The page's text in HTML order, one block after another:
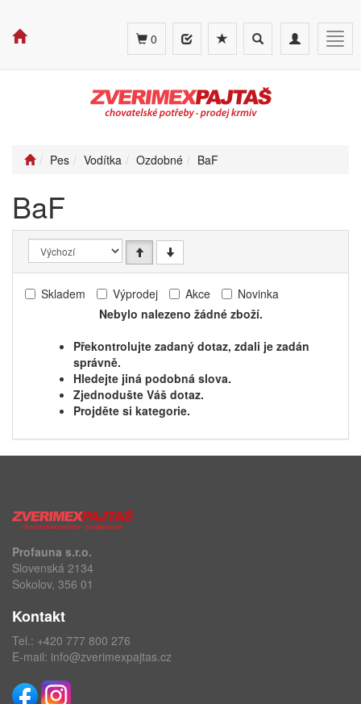
Toggle
navigation
Toggle
search
0
Pes Vodítka Ozdobné BaF
BaF
Skladem Výprodej Akce
Novinka
Nebylo nalezeno žádné zboží.
Překontrolujte zadaný dotaz, zdali je zadán
správně.
Hledejte jiná podobná slova.
Zjednodušte Váš dotaz.
Projděte si kategorie.
Profauna s.r.o.
Slovenská 2134
Sokolov, 356 01
Kontakt
Tel.: +420 777 800 276
E-mail: info@zverimexpajtas.cz